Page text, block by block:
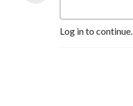
Log in to continue.